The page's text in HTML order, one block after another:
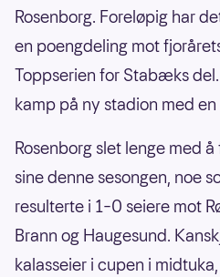
Rosenborg. Foreløpig har
en poengdeling mot
Toppserien for Stabæks
kamp på ny stadion med
Rosenborg slet lenge med
sine denne sesongen, noe
resulterte i 1–0 seiere mot
Brann og Haugesund.
kalasseier i cupen i